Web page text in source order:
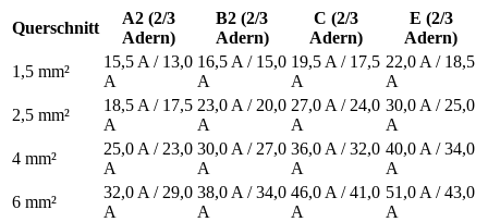
Querschnitt
A2 (2/3
Adern)
B2 (2/3
Adern)
C (2/3
Adern)
E (2/3
Adern)
1,5 mm²
15,5 A / 13,0
A
16,5 A / 15,0
A
19,5 A / 17,5
A
22,0 A / 18,5
A
2,5 mm²
18,5 A / 17,5
A
23,0 A / 20,0
A
27,0 A / 24,0
A
30,0 A / 25,0
A
4 mm²
25,0 A / 23,0
A
30,0 A / 27,0
A
36,0 A / 32,0
A
40,0 A / 34,0
A
6 mm²
32,0 A / 29,0
A
38,0 A / 34,0
A
46,0 A / 41,0
A
51,0 A / 43,0
A